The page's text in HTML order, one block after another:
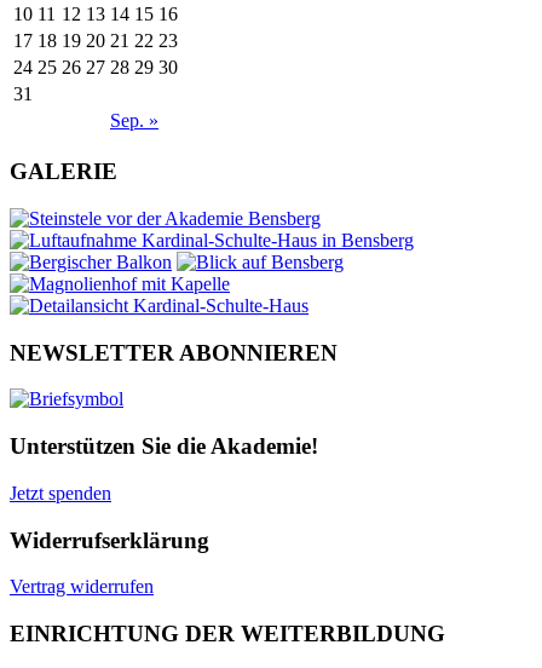
Sep. »
10 11 12 13 14 15 16
17 18 19 20 21 22 23
24 25 26 27 28 29 30
31
GALERIE
NEWSLETTER ABONNIEREN
Unterstützen Sie die Akademie!
Jetzt spenden
Widerrufserklärung
Vertrag widerrufen
EINRICHTUNG DER WEITERBILDUNG